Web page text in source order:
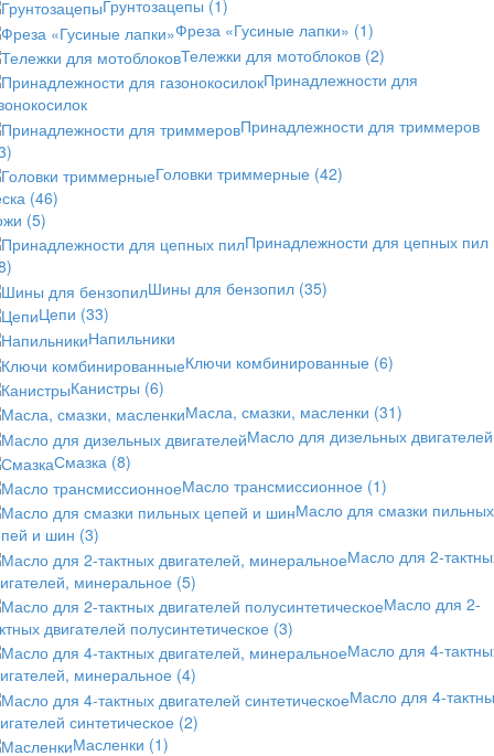
Грунтозацепы (1)
Фреза «Гусиные лапки» (1)
Тележки для мотоблоков (2)
Принадлежности для
Принадлежности для триммеров
Головки триммерные (42)
(46)
(5)
Принадлежности для цепных пил
Шины для бензопил (35)
Цепи (33)
Напильники
Ключи комбинированные (6)
Канистры (6)
Масла, смазки, масленки (31)
Масло для дизельных двигателей
Смазка (8)
Масло трансмиссионное (1)
Масло для смазки пильных
и шин (3)
Масло для 2-
минеральное (5)
Масло для 2-
двигателей полусинтетическое (3)
Масло для 4-
минеральное (4)
Масло для 4-
синтетическое (2)
Масленки (1)